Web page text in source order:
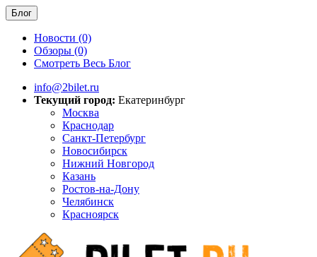
Блог
Новости (0)
Обзоры (0)
Смотреть Весь Блог
info@2bilet.ru
Текущий город: Екатеринбург
Москва
Краснодар
Санкт-Петербург
Новосибирск
Нижний Новгород
Казань
Ростов-на-Дону
Челябинск
Красноярск